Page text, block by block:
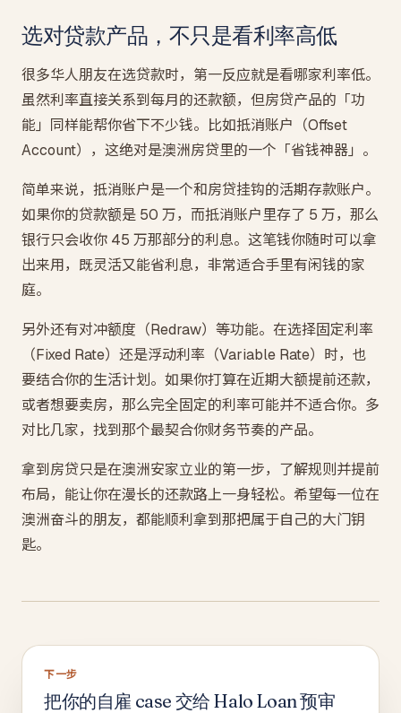
选对贷款产品，不只是看利率高低
很多华人朋友在选贷款时，第一反应就是看哪家利率低。
虽然利率直接关系到每月的还款额，但房贷产品的「功
能」同样能帮你省下不少钱。比如抵消账户（Offset
Account），这绝对是澳洲房贷里的一个「省钱神器」。
简单来说，抵消账户是一个和房贷挂钩的活期存款账户。
如果你的贷款额是 50 万，而抵消账户里存了 5 万，那么
银行只会收你 45 万那部分的利息。这笔钱你随时可以拿
出来用，既灵活又能省利息，非常适合手里有闲钱的家
庭。
另外还有对冲额度（Redraw）等功能。在选择固定利率
（Fixed Rate）还是浮动利率（Variable Rate）时，也
要结合你的生活计划。如果你打算在近期大额提前还款，
或者想要卖房，那么完全固定的利率可能并不适合你。多
对比几家，找到那个最契合你财务节奏的产品。
拿到房贷只是在澳洲安家立业的第一步，了解规则并提前
布局，能让你在漫长的还款路上一身轻松。希望每一位在
澳洲奋斗的朋友，都能顺利拿到那把属于自己的大门钥
匙。
下一步
把你的自雇 case 交给 Halo Loan 预审